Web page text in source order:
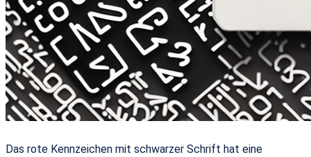
Das rote Kennzeichen mit schwarzer Schrift hat eine